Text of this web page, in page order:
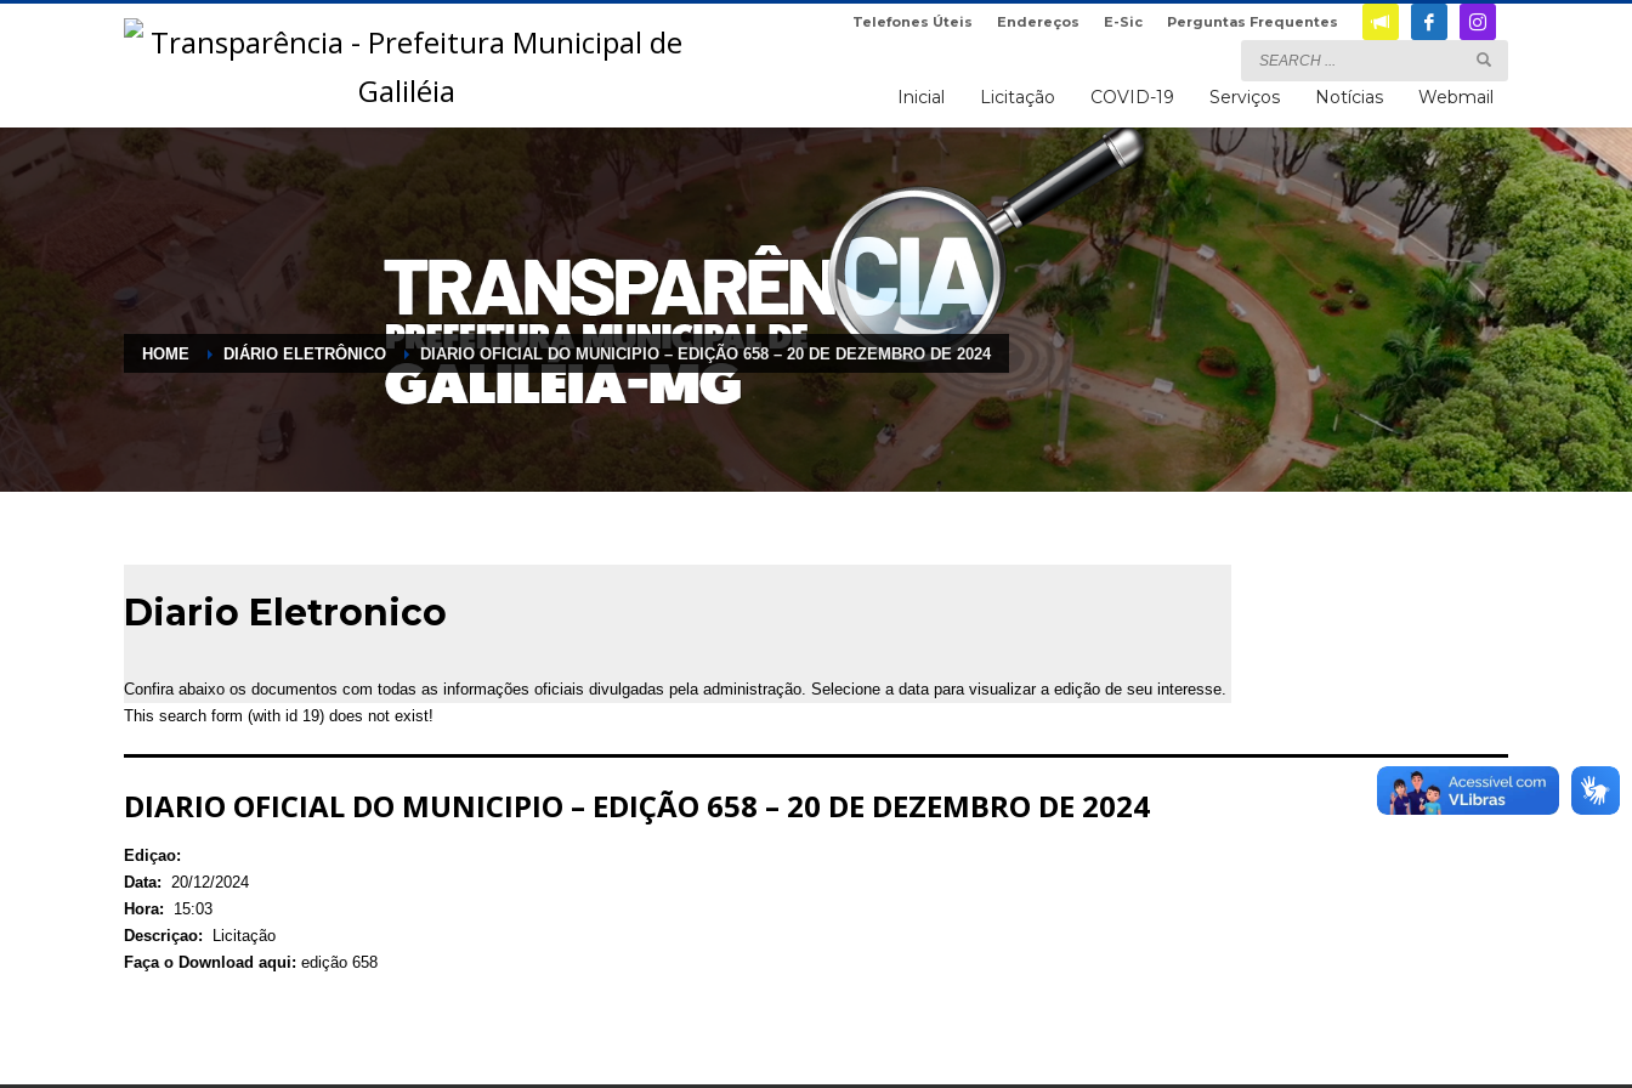
Telefones Úteis Endereços E-Sic Perguntas Frequentes
Inicial Licitação COVID-19 Serviços Notícias Webmail
HOME DIÁRIO ELETRÔNICO DIARIO OFICIAL DO MUNICIPIO – EDIÇÃO 658 – 20 DE DEZEMBRO DE 2024
Diario Eletronico
Confira abaixo os documentos com todas as informações oficiais divulgadas pela administração. Selecione a data para visualizar a edição de seu interesse.
This search form (with id 19) does not exist!
DIARIO OFICIAL DO MUNICIPIO – EDIÇÃO 658 – 20 DE DEZEMBRO DE 2024
Ediçao:
Data: 20/12/2024
Hora:
15:03
Descriçao:
Licitação
Faça o Download aqui: edição 658